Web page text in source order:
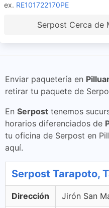
ex. RE101722170PE
Serpost Cerca de
Enviar paquetería en
retirar tu paquete de
En Serpost tenemos
horarios diferenciados de
tu oficina de Serpost en
aquí.
Serpost Tarapoto,
Dirección Jirón San